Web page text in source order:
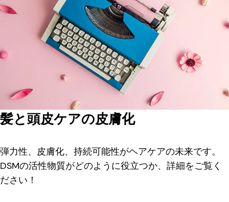
髪と頭皮ケアの皮膚化
弾力性、皮膚化、持続可能性がヘアケアの未来です。
DSMの活性物質がどのように役立つか、詳細をご覧く
ださい！